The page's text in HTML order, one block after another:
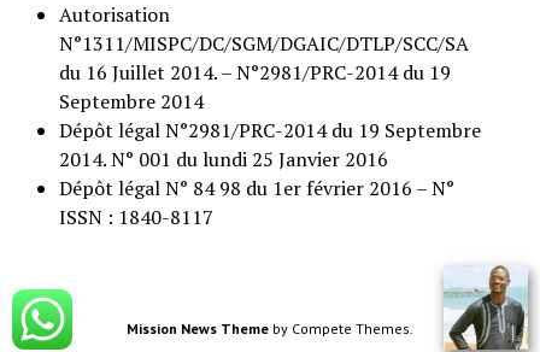
Autorisation
N°1311/MISPC/DC/SGM/DGAIC/DTLP/SCC/SA
du 16 Juillet 2014. – N°2981/PRC-2014 du 19
Septembre 2014
Dépôt légal N°2981/PRC-2014 du 19 Septembre
2014. N° 001 du lundi 25 Janvier 2016
Dépôt légal N° 84 98 du 1er février 2016 – N°
ISSN : 1840-8117
Mission News Theme by Compete Themes.